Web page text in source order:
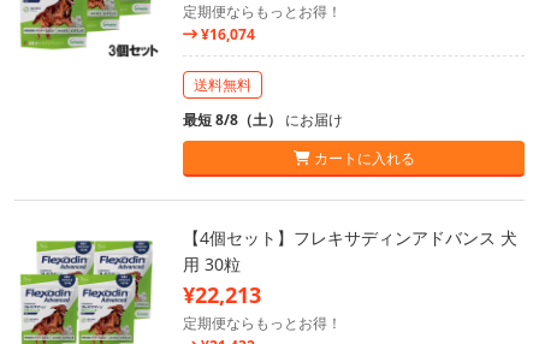
定期便ならもっとお得！
¥16,074
送料無料
最短 8/8（土） にお届け
カートに入れる
【4個セット】フレキサディンアドバンス 犬
用 30粒
¥22,213
定期便ならもっとお得！